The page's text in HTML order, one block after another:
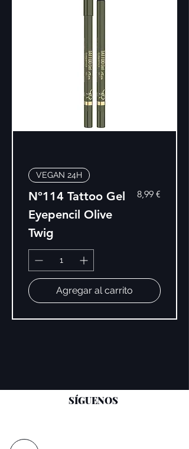
VEGAN 24H
Nº114 Tattoo Gel
Eyepencil Olive
Twig
Precio
8,99 €
Agregar al carrito
SÍGUENOS